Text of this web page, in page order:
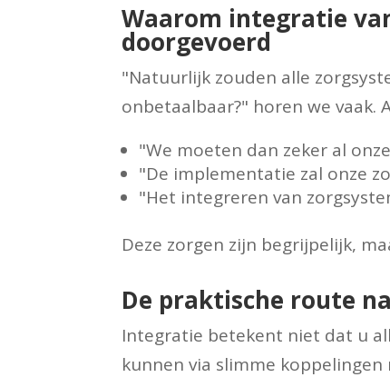
Waarom integratie
doorgevoerd
"Natuurlijk zouden alle
onbetaalbaar?" horen we vaak.
"We moeten dan zeker al
"De implementatie zal onze
"Het integreren van
Deze zorgen zijn begrijpelijk,
De praktische route
Integratie betekent niet dat u
kunnen via slimme